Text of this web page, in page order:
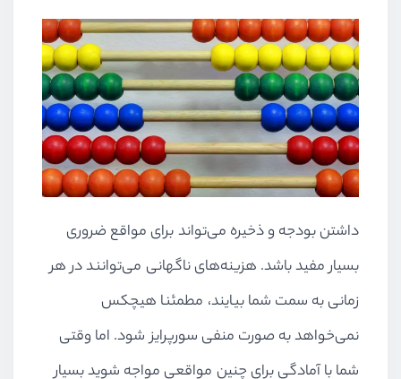
داشتن بودجه و ذخیره می‌تواند برای مواقع ضروری
بسیار مفید باشد. هزینه‌های ناگهانی می‌توانند در هر
زمانی به سمت شما بیایند، مطمئنا هیچکس
نمی‌خواهد به صورت منفی سورپرایز شود. اما وقتی
شما با آمادگی برای چنین مواقعی مواجه شوید بسیار